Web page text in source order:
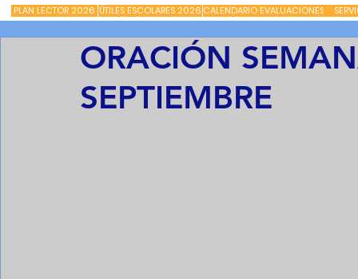
PLAN LECTOR 2026 ÚTILES ESCOLARES 2026 CALENDARIO EVALUACIONES
ORACIÓN
SEPTIEMBRE